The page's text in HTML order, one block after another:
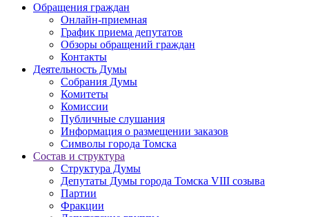
Обращения граждан
Онлайн-приемная
График приема депутатов
Обзоры обращений граждан
Контакты
Деятельность Думы
Собрания Думы
Комитеты
Комиссии
Публичные слушания
Информация о размещении заказов
Символы города Томска
Состав и структура
Структура Думы
Депутаты Думы города Томска VIII созыва
Партии
Фракции